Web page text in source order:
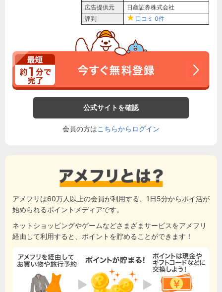
広告提供元
日産証券株式会社
評判
口コミ 0件
公式サイトを確認
会員の方はこちらからログイン
アメフリは60万人以上の会員が利用する、1日5分からポイ活が
始められるポイントメディアです。
ネットショッピングやゲームなどさまざまサービスをアメフリ
経由して利用すると、ポイントを貯めることができます！